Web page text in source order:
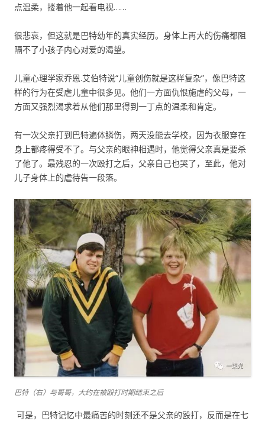
点温柔，搂着他一起看电视……
很悲哀，但这就是巴特幼年的真实经历。身体上再大的伤痛都阻
隔不了小孩子内心对爱的渴望。
儿童心理学家乔恩.艾伯特说“儿童创伤就是这样复杂”，像巴特这
样的行为在受虐儿童中很多见。他们一方面仇恨施虐的父母，一
方面又强烈渴求着从他们那里得到一丁点的温柔和肯定。
有一次父亲打到巴特遍体鳞伤，两天没能去学校，因为衣服穿在
身上都疼得受不了。与父亲的眼神相遇时，他觉得父亲真是要杀
了他了。最残忍的一次殴打之后，父亲自己也哭了，至此，他对
儿子身体上的虐待告一段落。
巴特（右）与哥哥，大约在被殴打时期结束之后
可是，巴特记忆中最痛苦的时刻还不是父亲的殴打，反而是在七